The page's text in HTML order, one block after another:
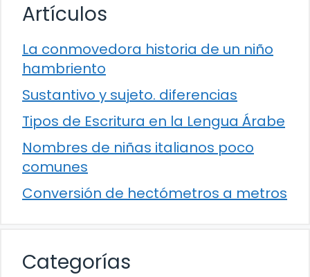
Artículos
La conmovedora historia de un niño
hambriento
Sustantivo y sujeto. diferencias
Tipos de Escritura en la Lengua Árabe
Nombres de niñas italianos poco
comunes
Conversión de hectómetros a metros
Categorías